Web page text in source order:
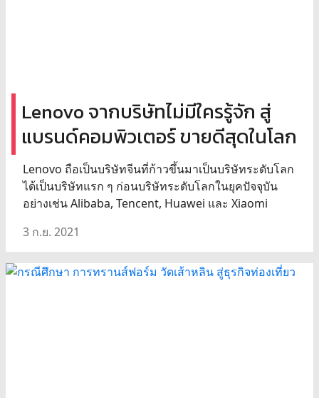
Lenovo จากบริษัทไม่มีใครรู้จัก สู่
แบรนด์คอมพิวเตอร์ ขายดีสุดในโลก
Lenovo ถือเป็นบริษัทจีนที่ก้าวขึ้นมาเป็นบริษัทระดับโลก
ได้เป็นบริษัทแรก ๆ ก่อนบริษัทระดับโลกในยุคปัจจุบัน
อย่างเช่น Alibaba, Tencent, Huawei และ Xiaomi
3 ก.ย. 2021